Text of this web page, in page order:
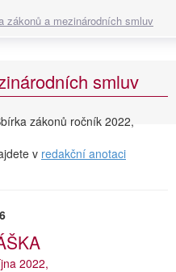
zákonů a mezinárodních smluv
smluv
zákonů ročník 2022,
v redakční anotaci
2022,